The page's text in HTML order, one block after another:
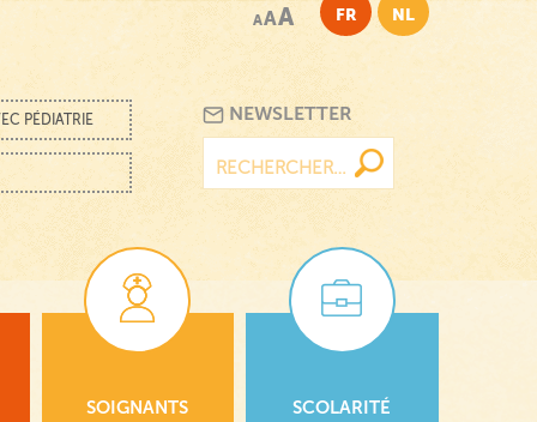
AAA FR NL
PÉDIATRIE
NEWSLETTER
SOIGNANTS SCOLARITÉ